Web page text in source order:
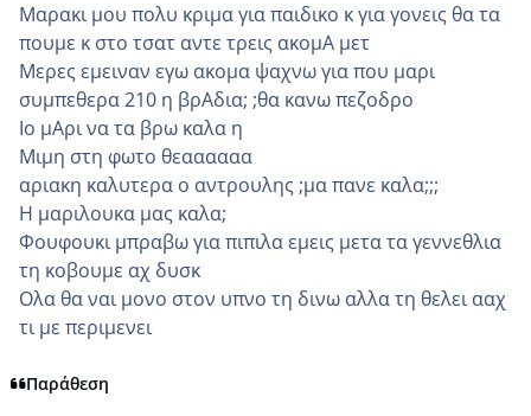
Μαρακι μου πολυ κριμα για παιδικο κ για γονεις θα τα
πουμε κ στο τσατ αντε τρεις ακομΑ μετ
Μερες εμειναν εγω ακομα ψαχνω για που μαρι
συμπεθερα 210 η βρΑδια; ;θα κανω πεζοδρο
Ιο μΑρι να τα βρω καλα η
Μιμη στη φωτο θεαααααα
αριακη καλυτερα ο αντρουλης ;μα πανε καλα;;;
Η μαριλουκα μας καλα;
Φουφουκι μπραβω για πιπιλα εμεις μετα τα γεννεθλια
τη κοβουμε αχ δυσκ
Ολα θα ναι μονο στον υπνο τη δινω αλλα τη θελει ααχ
τι με περιμενει
Παράθεση